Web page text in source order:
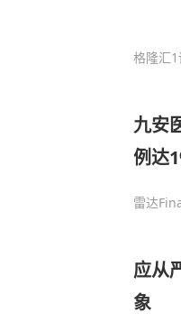
格隆汇
九安
例达
雷达
应从
象